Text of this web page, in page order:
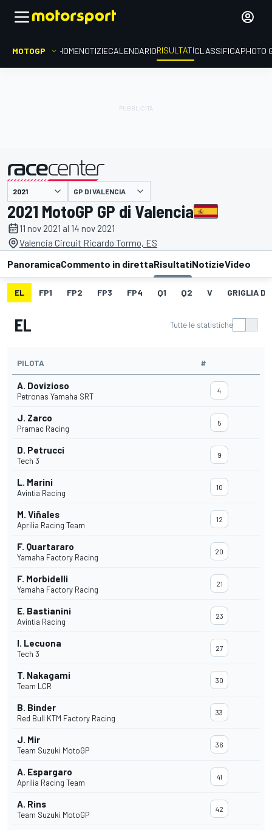
MOTOGP HOMENOTIZIECALENDARIORISULTATICLASSIFICAPHOTO
presentato da GP DI VALENCIA
2021 MotoGP GP di Valencia
11 nov 2021 al 14 nov 2021
Valencia Circuit Ricardo Tormo, ES
PanoramicaCommento in direttaRisultatiNotizieVideo
EL FP1 FP2 FP3 FP4 Q1 Q2 V GRIGLIA DI
EL Tutte le statistiche
PILOTA #
A. Dovizioso
Petronas Yamaha SRT
4
J. Zarco
Pramac Racing
5
D. Petrucci
Tech 3
9
L. Marini
Avintia Racing
10
M. Viñales
Aprilia Racing Team
12
F. Quartararo
Yamaha Factory Racing
20
F. Morbidelli
Yamaha Factory Racing
21
E. Bastianini
Avintia Racing
23
I. Lecuona
Tech 3
27
T. Nakagami
Team LCR
30
B. Binder
Red Bull KTM Factory Racing
33
J. Mir
Team Suzuki MotoGP
36
A. Espargaro
Aprilia Racing Team
41
A. Rins
Team Suzuki MotoGP
42